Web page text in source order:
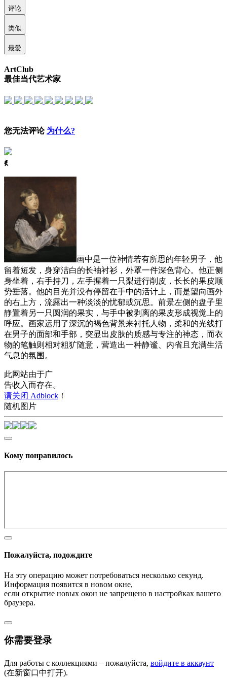
评论
类似
最爱
ArtClub
最佳当代艺术家
您无法评论 为什么?
ꈅ
画中是一位神情若有所思的年轻男子，他
留着短发，身穿洁白的长袖衬衫，外罩一件深色背心。他正侧
身坐着，右手持刀，左手握着一只梨进行削皮，长长的果皮顺
势垂落。他的目光并没有停留在手中的活计上，而是望向画外
的右上方，流露出一种淡淡的忧郁或沉思。前景左侧的盘子里
静置着另一只圆润的果实，与手中被剥离的果皮形成视觉上的
呼应。画家运用了深沉的褐色背景来衬托人物，柔和的光线打
在男子的面部和手部，突显出皮肤的质感与专注的神态，而衣
物的笔触则相对粗犷随意，营造出一种静谧、内省且充满生活
气息的氛围。
此网站由于广
告收入而存在。
请关闭 Adblock ！
随机图片
Кому понравилось
Пожалуйста, подождите
На эту операцию может потребоваться несколько секунд.
Информация появится в новом окне,
если открытие новых окон не запрещено в настройках вашего
браузера.
你需要登录
Для работы с коллекциями – пожалуйста, войдите в аккаунт
(在新窗口中打开).